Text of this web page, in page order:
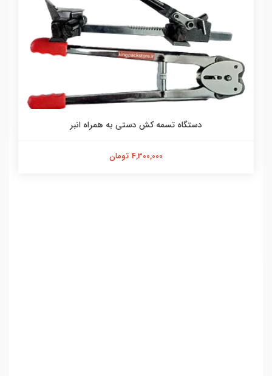
دستگاه تسمه کش دستی به همراه انبر
4,300,000 تومان